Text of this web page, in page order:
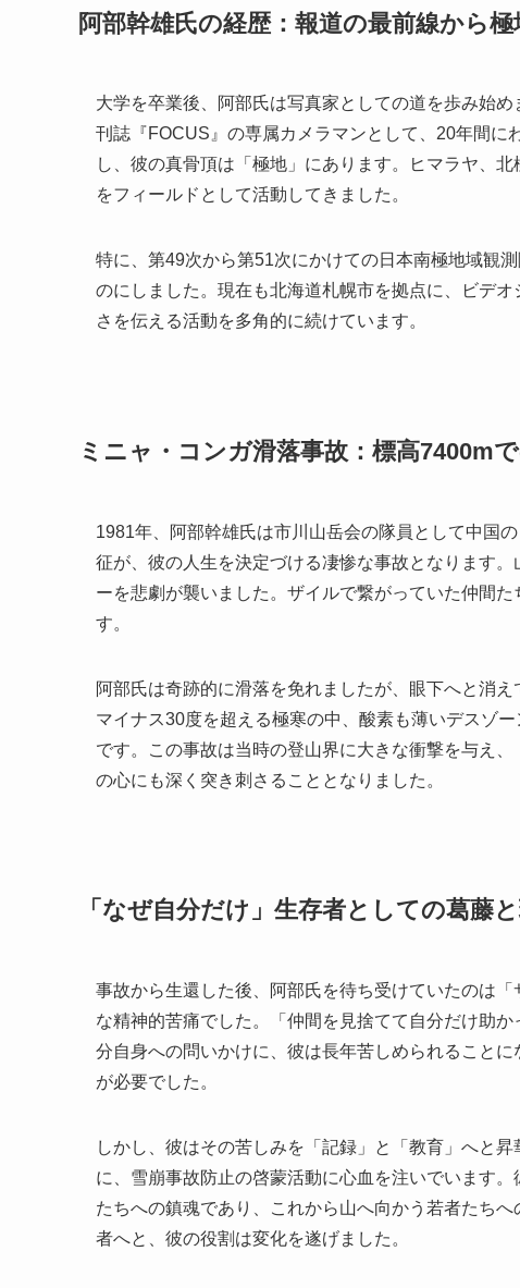
阿部幹雄氏の経歴：報道の最前線から極
大学を卒業後、阿部氏は写真家としての道を歩み始
刊誌『FOCUS』の専属カメラマンとして、20年間
し、彼の真骨頂は「極地」にあります。ヒマラヤ、
をフィールドとして活動してきました。
特に、第49次から第51次にかけての日本南極地域観
のにしました。現在も北海道札幌市を拠点に、ビデ
さを伝える活動を多角的に続けています。
ミニャ・コンガ滑落事故：標高7400m
1981年、阿部幹雄氏は市川山岳会の隊員として中国
征が、彼の人生を決定づける凄惨な事故となります
ーを悲劇が襲いました。ザイルで繋がっていた仲間
す。
阿部氏は奇跡的に滑落を免れましたが、眼下へと消
マイナス30度を超える極寒の中、酸素も薄いデスゾ
です。この事故は当時の登山界に大きな衝撃を与え
の心にも深く突き刺さることとなりました。
「なぜ自分だけ」生存者としての葛藤
事故から生還した後、阿部氏を待ち受けていたのは
な精神的苦痛でした。「仲間を見捨てて自分だけ助
分自身への問いかけに、彼は長年苦しめられること
が必要でした。
しかし、彼はその苦しみを「記録」と「教育」へと
に、雪崩事故防止の啓蒙活動に心血を注いでいます
たちへの鎮魂であり、これから山へ向かう若者たち
者へと、彼の役割は変化を遂げました。